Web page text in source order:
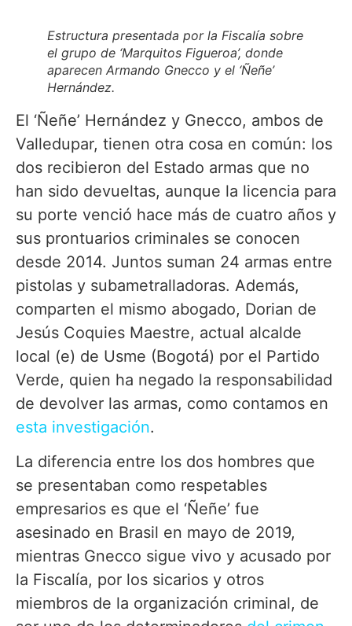
Estructura presentada por la Fiscalía sobre
el grupo de ‘Marquitos Figueroa’, donde
aparecen Armando Gnecco y el ‘Ñeñe’
Hernández.
El ‘Ñeñe’ Hernández y Gnecco, ambos de
Valledupar, tienen otra cosa en común: los
dos recibieron del Estado armas que no
han sido devueltas, aunque la licencia para
su porte venció hace más de cuatro años y
sus prontuarios criminales se conocen
desde 2014. Juntos suman 24 armas entre
pistolas y subametralladoras. Además,
comparten el mismo abogado, Dorian de
Jesús Coquies Maestre, actual alcalde
local (e) de Usme (Bogotá) por el Partido
Verde, quien ha negado la responsabilidad
de devolver las armas, como contamos en
esta investigación.
La diferencia entre los dos hombres que
se presentaban como respetables
empresarios es que el ‘Ñeñe’ fue
asesinado en Brasil en mayo de 2019,
mientras Gnecco sigue vivo y acusado por
la Fiscalía, por los sicarios y otros
miembros de la organización criminal, de